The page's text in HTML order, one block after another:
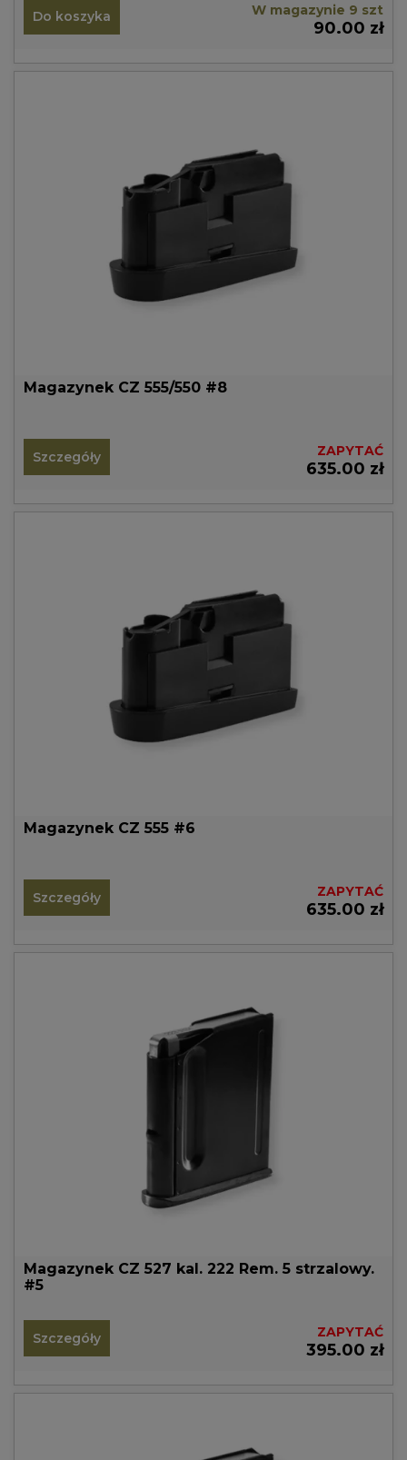
Do koszyka W magazynie 9 szt
90.00 zł
Magazynek CZ 555/550 #8
Szczegóły ZAPYTAĆ
635.00 zł
Magazynek CZ 555 #6
Szczegóły ZAPYTAĆ
635.00 zł
Magazynek CZ 527 kal. 222 Rem. 5 strzalowy.
#5
Szczegóły ZAPYTAĆ
395.00 zł